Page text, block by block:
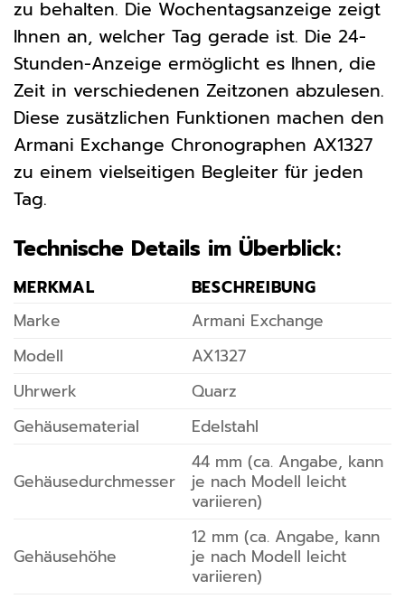
zu behalten. Die Wochentagsanzeige zeigt
Ihnen an, welcher Tag gerade ist. Die 24-
Stunden-Anzeige ermöglicht es Ihnen, die
Zeit in verschiedenen Zeitzonen abzulesen.
Diese zusätzlichen Funktionen machen den
Armani Exchange Chronographen AX1327
zu einem vielseitigen Begleiter für jeden
Tag.
Technische Details im Überblick:
MERKMAL
BESCHREIBUNG
Marke
Armani Exchange
Modell
AX1327
Uhrwerk
Quarz
Gehäusematerial
Edelstahl
Gehäusedurchmesser
44 mm (ca. Angabe, kann
je nach Modell leicht
variieren)
Gehäusehöhe
12 mm (ca. Angabe, kann
je nach Modell leicht
variieren)